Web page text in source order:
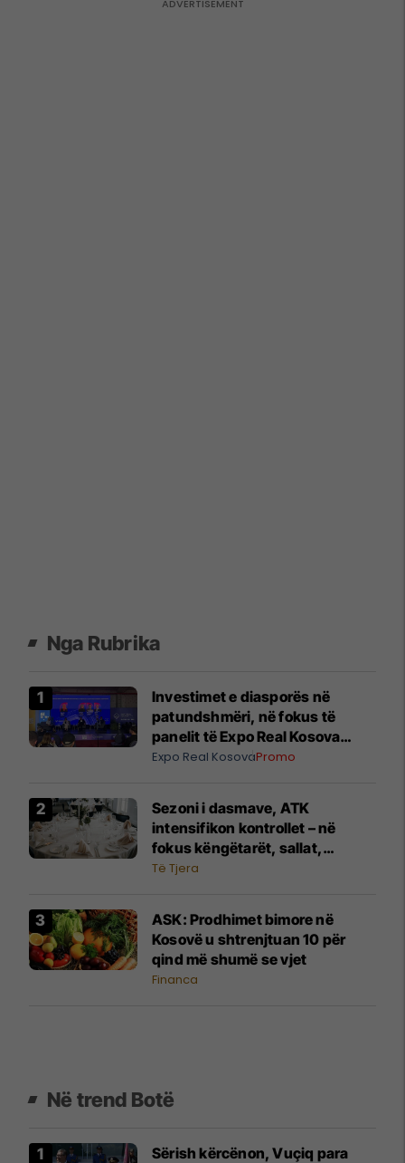
Nga Rubrika
Investimet e diasporës në
patundshmëri, në fokus të
panelit të Expo Real Kosova
2026
Expo Real KosovaPromo
Sezoni i dasmave, ATK
intensifikon kontrollet – në
fokus këngëtarët, sallat,
fotografët dhe shërbimet tjera
Të Tjera
​ASK: Prodhimet bimore në
Kosovë u shtrenjtuan 10 për
qind më shumë se vjet
Financa
Në trend Botë
Sërish kërcënon, Vuçiq para